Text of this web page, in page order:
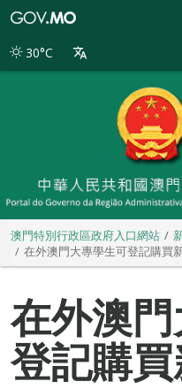
別
30°C
澳門特別行政區政府入口網站
在外澳門大專學生可登記購買
在外澳
登記購